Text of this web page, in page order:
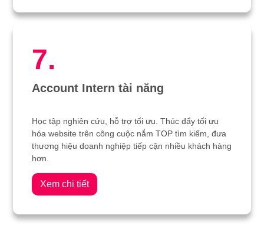
7.
Account Intern tài năng
Học tập nghiên cứu, hỗ trợ tối ưu. Thúc đẩy tối ưu
hóa website trên công cuộc nắm TOP tìm kiếm, đưa
thương hiệu doanh nghiệp tiếp cận nhiều khách hàng
hơn.
Xem chi tiết